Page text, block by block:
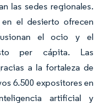
las sedes regionales.
el desierto ofrecen
el ocio y el
per cápita. Las
a la fortaleza de
6.500 expositores en
artificial y